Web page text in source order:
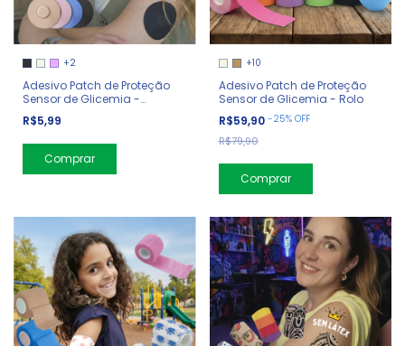
+2
Adesivo Patch de Proteção
Sensor de Glicemia -
Redondo
R$5,99
Comprar
+10
Adesivo Patch de Proteção
Sensor de Glicemia - Rolo
R$59,90 -25% OFF
R$79,90
Comprar